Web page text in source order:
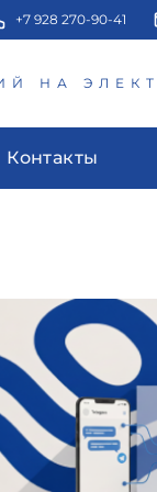
+7 928 270-90-41
НА
Контакты